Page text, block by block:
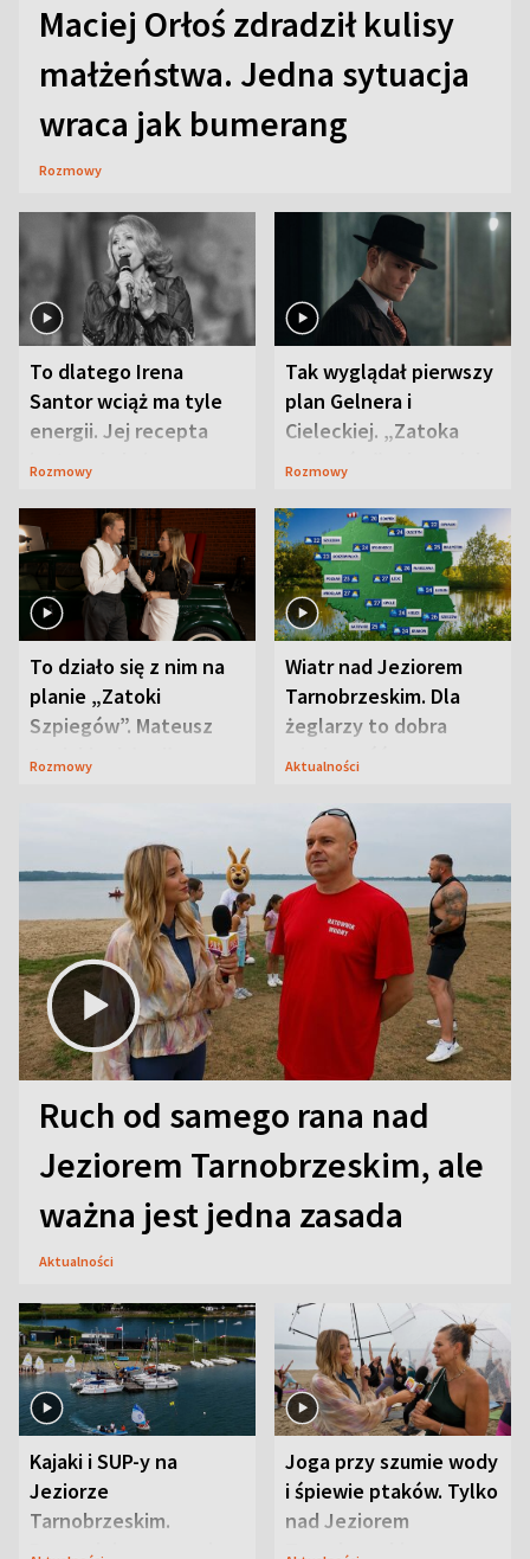
Maciej Orłoś zdradził kulisy
małżeństwa. Jedna sytuacja
wraca jak bumerang
Rozmowy
To dlatego Irena
Santor wciąż ma tyle
energii. Jej recepta
jest zaskakująco
Rozmowy
Tak wyglądał pierwszy
plan Gelnera i
Cieleckiej. „Zatoka
szpiegów” od razu ich
Rozmowy
To działo się z nim na
planie „Zatoki
Szpiegów”. Mateusz
Janicki odsłonił
Rozmowy
Wiatr nad Jeziorem
Tarnobrzeskim. Dla
żeglarzy to dobra
wiadomość
Aktualności
Ruch od samego rana nad
Jeziorem Tarnobrzeskim, ale
ważna jest jedna zasada
Aktualności
Kajaki i SUP-y na
Jeziorze
Tarnobrzeskim.
Przyrodnicy zwracają
Joga przy szumie wody
i śpiewie ptaków. Tylko
nad Jeziorem
Tarnobrzeskim